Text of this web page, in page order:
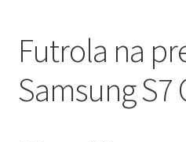
Futrola na
Samsung S7